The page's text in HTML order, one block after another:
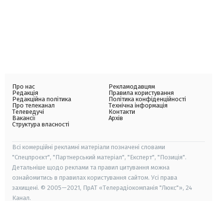
Про нас
Редакція
Редакційна політика
Про телеканал
Телеведучі
Вакансії
Структура власності
Рекламодавцям
Правила користування
Політика конфіденційності
Технічна інформація
Контакти
Архів
Всі комерційні рекламні матеріали позначені словами
"Спецпроєкт", "Партнерський матеріал", "Експерт", "Позиція".
Детальніше щодо реклами та правил цитування можна
ознайомитись в правилах користування сайтом. Усі права
захищені. © 2005—2021, ПрАТ «Телерадіокомпанія "Люкс"», 24
Канал.